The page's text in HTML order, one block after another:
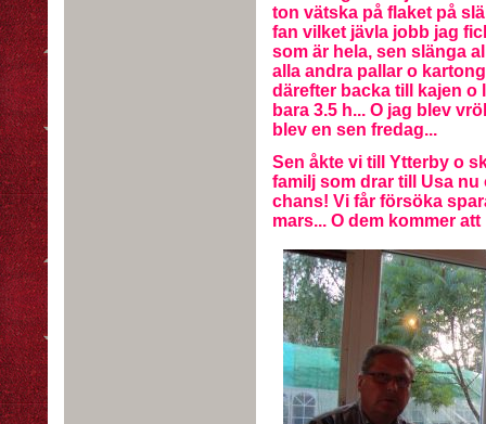
ton vätska på flaket på
fan vilket jävla jobb jag
som är hela, sen slänga
alla andra pallar o
därefter backa till kajen o
bara 3.5 h... O jag blev
blev en sen fredag...
Sen åkte vi till Ytterby o
familj som drar till Usa nu
chans! Vi får försöka
mars... O dem kommer